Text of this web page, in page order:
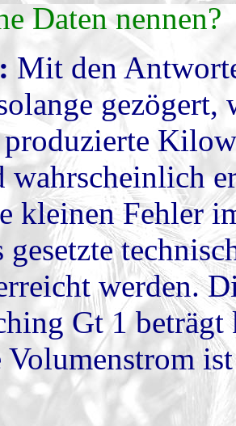
Daten nennen?
Mit den
produzierte
wahrscheinlich
kleinen Fehler
gesetzte
werden.
Gt 1
Volumenstrom